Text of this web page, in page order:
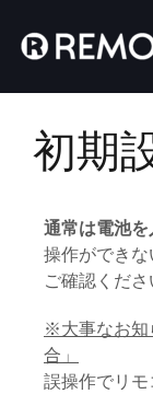
初期
通常は電池を
操作ができ
ご確認くださ
※大事なお知
合」
誤操作でリ